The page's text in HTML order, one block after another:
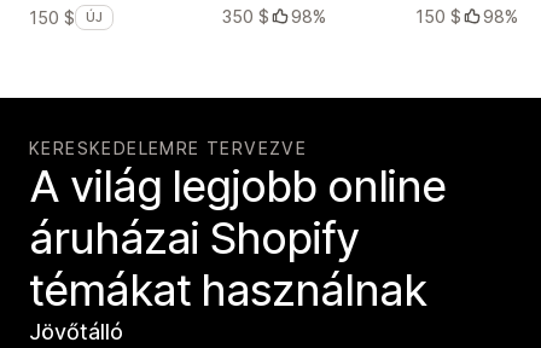
150 $
ÚJ
350 $
98%
150 $
98%
KERESKEDELEMRE TERVEZVE
A világ legjobb online
áruházai Shopify
témákat használnak
Jövőtálló